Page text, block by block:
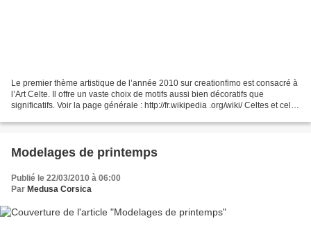
Le premier thème artistique de l’année 2010 sur creationfimo est consacré à
l’Art Celte. Il offre un vaste choix de motifs aussi bien décoratifs que
significatifs. Voir la page générale : http://fr.wikipedia .org/wiki/ Celtes et celle
Modelages de printemps
Publié le 22/03/2010 à 06:00
Par Medusa Corsica